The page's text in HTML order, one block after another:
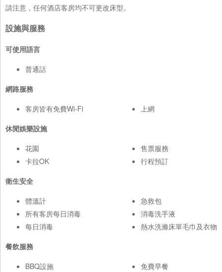
請注意，任何酒店客房均不可更改床型。
設施與服務
可使用語言
普通話
網路服務
客房皆有免費Wi-Fi
上網
休閒娛樂設施
花園
卡拉OK
售票服務
行程預訂
衛生安全
體溫計
所有客房每日消毒
每日消毒
急救包
消毒洗手液
熱水洗滌床單毛巾及衣物
餐飲服務
BBQ設施
免費早餐